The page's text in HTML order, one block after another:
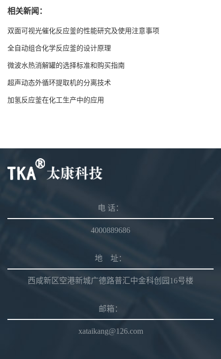
相关新闻：
双面可视光催化反应釜的性能研究及使用注意事项
全自动组合化学反应釜的设计原理
微波水热消解罐的选择标准和购买指南
超声动态外循环提取机的分离技术
加氢反应釜在化工生产中的应用
电 话：
4000889686
地 址：
西咸新区空港新城广德路普汇中金科创园16号楼
邮箱：
xataikang@126.com